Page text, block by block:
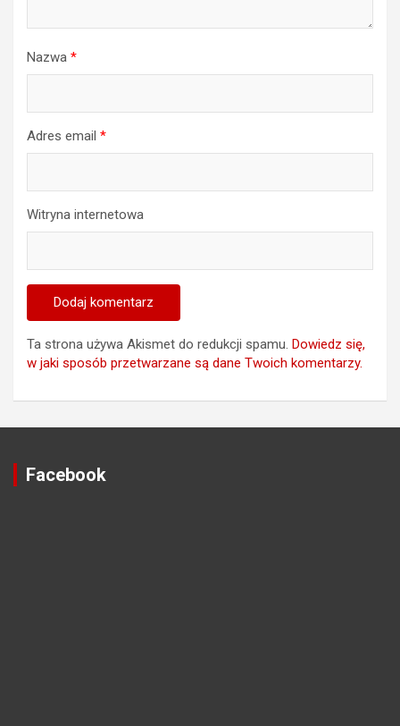
Nazwa *
Adres email *
Witryna internetowa
Ta strona używa Akismet do redukcji spamu. Dowiedz się,
w jaki sposób przetwarzane są dane Twoich komentarzy.
Facebook